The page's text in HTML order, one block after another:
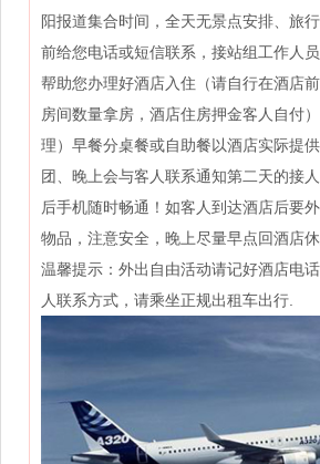
阳报道集合时间，全天无景点安排、旅
前给您电话或短信联系，接站组工作人
帮助您办理好酒店入住（请自行在酒店
房间数量拿房，酒店住房押金客人自付
理）早餐分桌餐或自助餐以酒店实际提
团、晚上会与客人联系通知第二天的接
后手机随时畅通！如客人到达酒店后要
物品，注意安全，晚上尽量早点回酒店休
温馨提示：外出自由活动请记好酒店电
人联系方式，请乘坐正规出租车出行.